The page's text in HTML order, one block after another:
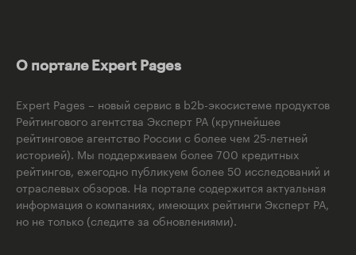
О портале Expert Pages
Expert Pages – новый сервис в b2b-экосистеме продуктов
Рейтингового агентства Эксперт РА (крупнейшее
рейтинговое агентство России с более чем 25-летней
историей). Мы поддерживаем более 700 кредитных
рейтингов, ежегодно публикуем более 50 исследований и
отраслевых обзоров. На портале содержится актуальная
информация о компаниях, имеющих рейтинги Эксперт РА,
но не только (следите за обновлениями).